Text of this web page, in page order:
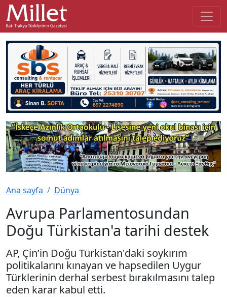
Ana sayfa Dünya
Avrupa Parlamentosundan
Doğu Türkistan'a tarihi destek
AP, Çin’in Doğu Türkistan'daki soykırım
politikalarını kınayan ve hapsedilen Uygur
Türklerinin derhal serbest bırakılmasını talep
eden karar kabul etti.